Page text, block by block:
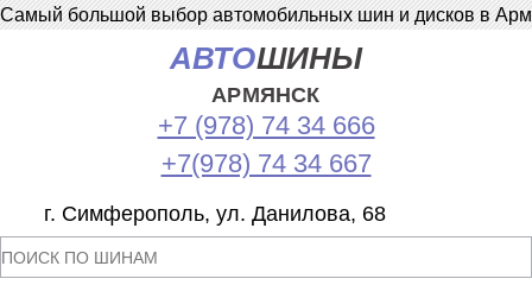
Самый большой выбор автомобильных шин и дисков в
АВТОШИНЫ
АРМЯНСК
+7 (978) 74 34 666
+7(978) 74 34 667
г. Симферополь, ул. Данилова, 68